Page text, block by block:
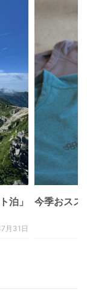
泊」
月31日
今季おスス